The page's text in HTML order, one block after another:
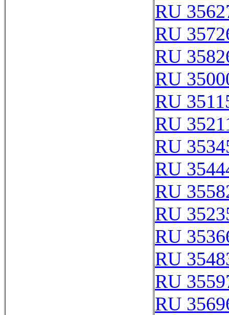
RU
RU
RU
RU
RU
RU
RU
RU
RU
RU
RU
RU
RU
RU